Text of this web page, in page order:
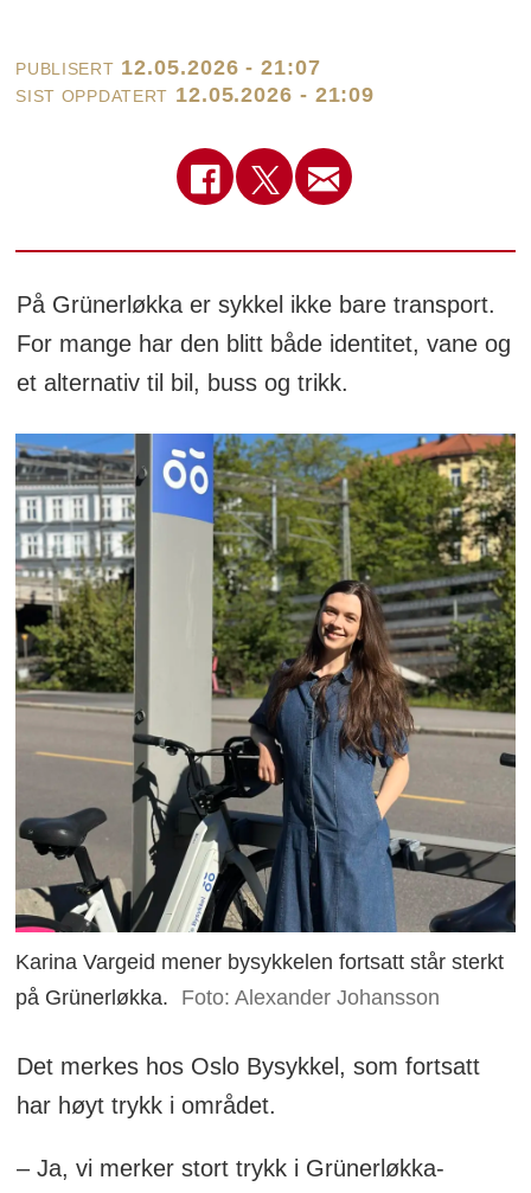
PUBLISERT 12.05.2026 - 21:07
SIST OPPDATERT 12.05.2026 - 21:09
På Grünerløkka er sykkel ikke bare transport.
For mange har den blitt både identitet, vane og
et alternativ til bil, buss og trikk.
Karina Vargeid mener bysykkelen fortsatt står sterkt
på Grünerløkka.
Foto: Alexander Johansson
Det merkes hos Oslo Bysykkel, som fortsatt
har høyt trykk i området.
– Ja, vi merker stort trykk i Grünerløkka-